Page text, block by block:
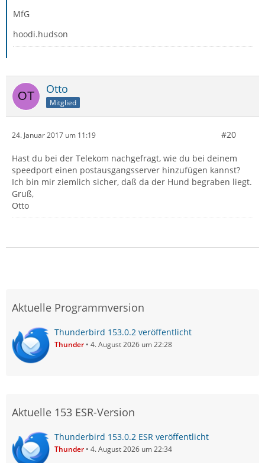
MfG
hoodi.hudson
Otto
Mitglied
24. Januar 2017 um 11:19 #20
Hast du bei der Telekom nachgefragt, wie du bei deinem
speedport einen postausgangsserver hinzufügen kannst?
Ich bin mir ziemlich sicher, daß da der Hund begraben liegt.
Gruß,
Otto
Aktuelle Programmversion
Thunderbird 153.0.2 veröffentlicht
Thunder 4. August 2026 um 22:28
Aktuelle 153 ESR-Version
Thunderbird 153.0.2 ESR veröffentlicht
Thunder 4. August 2026 um 22:34